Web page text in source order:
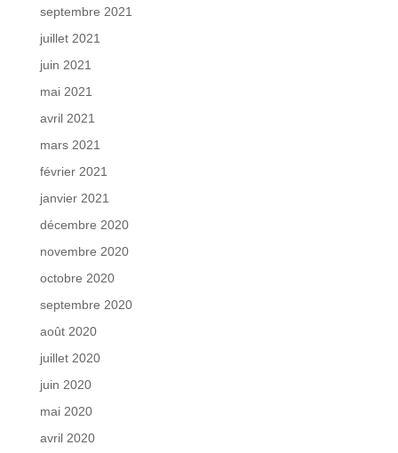
septembre 2021
juillet 2021
juin 2021
mai 2021
avril 2021
mars 2021
février 2021
janvier 2021
décembre 2020
novembre 2020
octobre 2020
septembre 2020
août 2020
juillet 2020
juin 2020
mai 2020
avril 2020